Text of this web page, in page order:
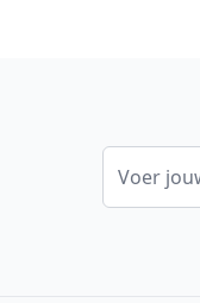
E-mail adres